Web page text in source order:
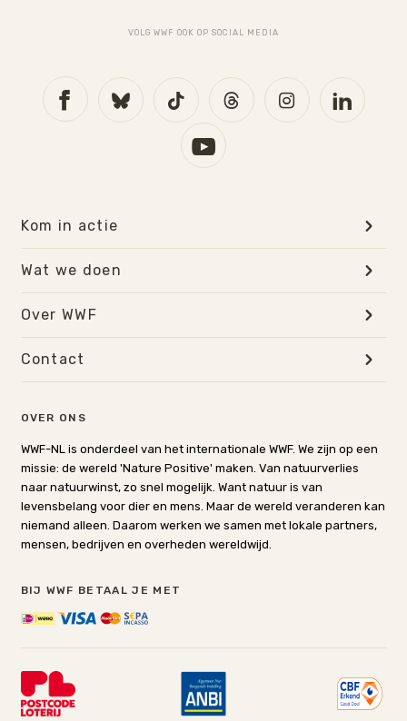
VOLG WWF OOK OP SOCIAL MEDIA
OVER ONS
WWF-NL is onderdeel van het internationale WWF. We zijn op een
missie: de wereld 'Nature Positive' maken. Van natuurverlies
naar natuurwinst, zo snel mogelijk. Want natuur is van
levensbelang voor dier en mens. Maar de wereld veranderen kan
niemand alleen. Daarom werken we samen met lokale partners,
mensen, bedrijven en overheden wereldwijd.
BIJ WWF BETAAL JE MET
Kom in actie
Wat we doen
Over WWF
Contact